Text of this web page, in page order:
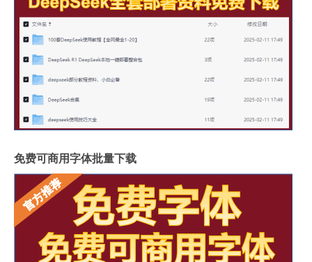
免费可商用字体批量下载